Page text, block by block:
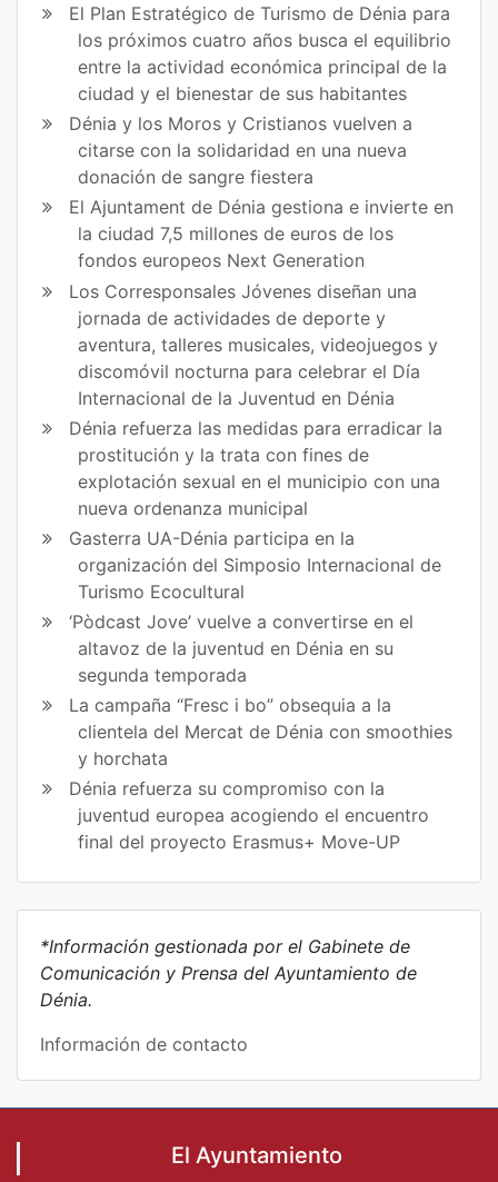
El Plan Estratégico de Turismo de Dénia para
los próximos cuatro años busca el equilibrio
entre la actividad económica principal de la
ciudad y el bienestar de sus habitantes
Dénia y los Moros y Cristianos vuelven a
citarse con la solidaridad en una nueva
donación de sangre fiestera
El Ajuntament de Dénia gestiona e invierte en
la ciudad 7,5 millones de euros de los
fondos europeos Next Generation
Los Corresponsales Jóvenes diseñan una
jornada de actividades de deporte y
aventura, talleres musicales, videojuegos y
discomóvil nocturna para celebrar el Día
Internacional de la Juventud en Dénia
Dénia refuerza las medidas para erradicar la
prostitución y la trata con fines de
explotación sexual en el municipio con una
nueva ordenanza municipal
Gasterra UA-Dénia participa en la
organización del Simposio Internacional de
Turismo Ecocultural
‘Pòdcast Jove’ vuelve a convertirse en el
altavoz de la juventud en Dénia en su
segunda temporada
La campaña “Fresc i bo” obsequia a la
clientela del Mercat de Dénia con smoothies
y horchata
Dénia refuerza su compromiso con la
juventud europea acogiendo el encuentro
final del proyecto Erasmus+ Move-UP
*Información gestionada por el Gabinete de
Comunicación y Prensa del Ayuntamiento de
Dénia.
Información de contacto
El Ayuntamiento